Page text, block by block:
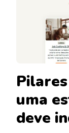
uma
deve